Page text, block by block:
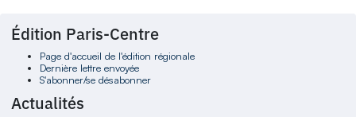
Édition Paris-Centre
Page d'accueil de l'édition régionale
Dernière lettre envoyée
S'abonner/se désabonner
Actualités